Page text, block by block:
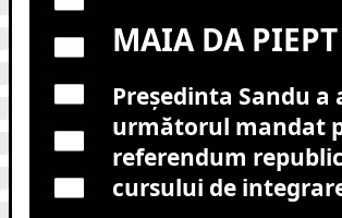
MAIA DA
Președinta Sandu
următorul mandat
referendum
cursului de